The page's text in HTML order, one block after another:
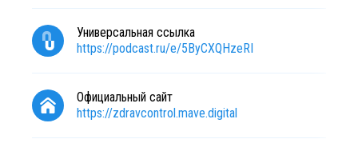
Универсальная ссылка
https://podcast.ru/e/5ByCXQHzeRI
Официальный сайт
https://zdravcontrol.mave.digital